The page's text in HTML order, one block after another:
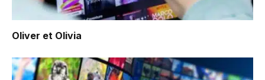
Oliver et Olivia